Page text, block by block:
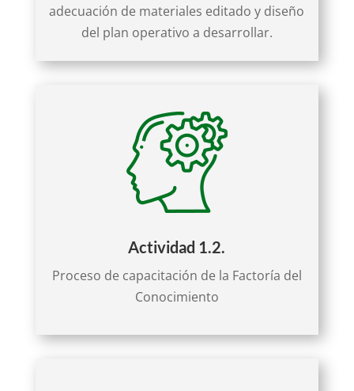
adecuación de materiales editado y diseño
del plan operativo a desarrollar.
Actividad 1.2.
Proceso de capacitación de la Factoría del
Conocimiento